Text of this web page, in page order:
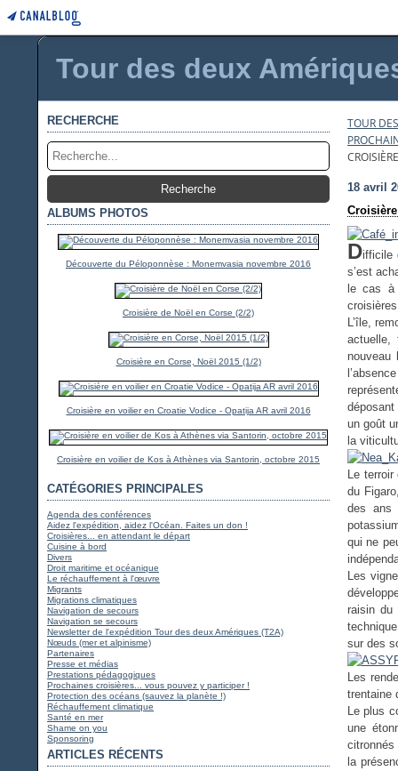
Tour des deux
RECHERCHE
ALBUMS PHOTOS
Découverte du Péloponnèse : Monemvasia novembre 2016
Croisière de Noël en Corse (2/2)
Croisière en Corse, Noël 2015 (1/2)
Croisière en voilier en Croatie Vodice - Opatija AR avril 2016
Croisière en voilier de Kos à Athènes via Santorin, octobre 2015
CATÉGORIES PRINCIPALES
Agenda des conférences
Aidez l'expédition, aidez l'Océan. Faites un don !
Croisières... en attendant le départ
Cuisine à bord
Divers
Droit maritime et océanique
Le réchauffement à l'œuvre
Migrants
Migrations climatiques
Navigation de secours
Navigation se secours
Newsletter de l'expédition Tour des deux Amériques (T2A)
Nœuds (mer et alpinisme)
Partenaires
Presse et médias
Prestations pédagogiques
Prochaines croisières... vous pouvez y participer !
Protection des océans (sauvez la planète !)
Réchauffement climatique
Santé en mer
Shame on you
Sponsoring
ARTICLES RÉCENTS
TOUR
18 avril
Difficile
s’est
le cas à
L’île,
actuelle,
nouveau
un goût
la
Le
du
des ans
qui ne
Les
raisin du
sur des
Les
trentaine
Le plus
une
citronnés
la